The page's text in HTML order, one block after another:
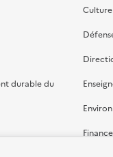
durable du